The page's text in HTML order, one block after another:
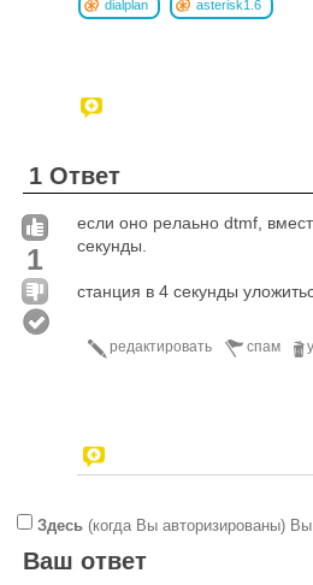
dialplan
asterisk1.6
1 Ответ
1
если оно релаьно dtmf,
секунды.
станция в 4 секунды
спам
редактировать
Здесь (когда Вы авторизированы)
Ваш ответ